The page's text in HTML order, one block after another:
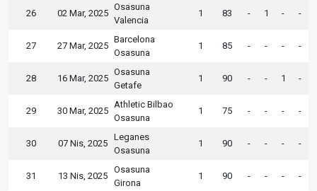
26 02 Mar, 2025
Osasuna
Valencia
1 83 - 1 - -
27 27 Mar, 2025
Barcelona
Osasuna
1 85 - - - -
28 16 Mar, 2025
Osasuna
Getafe
1 90 - - 1 -
29 30 Mar, 2025
Athletic Bilbao
Osasuna
1 75 - - - -
30 07 Nis, 2025
Leganes
Osasuna
1 90 - - - -
31 13 Nis, 2025
Osasuna
Girona
1 90 - - - -